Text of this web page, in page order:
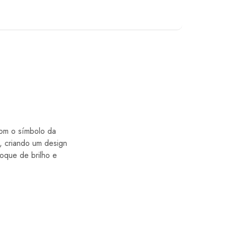
o símbolo da
um design
de brilho e